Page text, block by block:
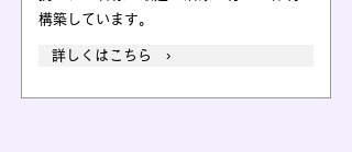
構築しています。
詳しくはこちら ›